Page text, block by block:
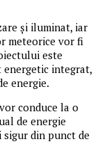
și iluminat, iar
meteorice vor fi
este
energetic integrat,
energie.
conduce la o
de energie
sigur din punct de